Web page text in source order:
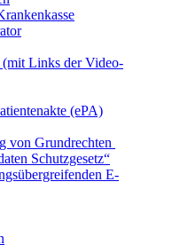
(mit Links der Video-
(ePA)
von Grundrechten
Schutzgesetz“
E-